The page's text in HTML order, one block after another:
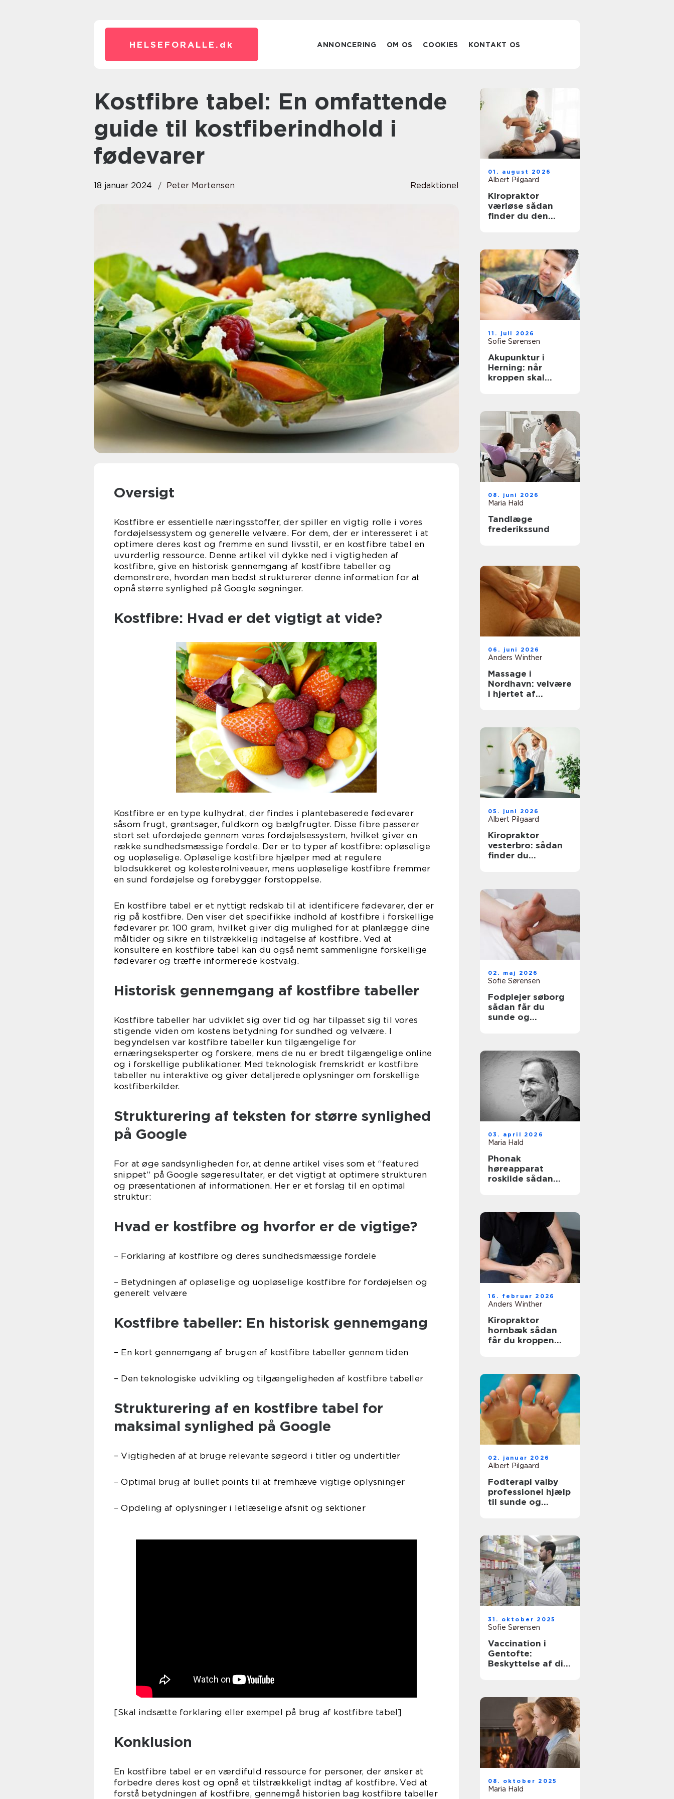
HELSEFORALLE. dk ANNONCERING OM OS COOKIES KONTAKT OS
Kostfibre tabel: En omfattende
guide til kostfiberindhold i
fødevarer
18 januar 2024 Peter Mortensen Redaktionel
Oversigt
Kostfibre er essentielle næringsstoffer, der spiller en vigtig rolle i vores
fordøjelsessystem og generelle velvære. For dem, der er interesseret i at
optimere deres kost og fremme en sund livsstil, er en kostfibre tabel en
uvurderlig ressource. Denne artikel vil dykke ned i vigtigheden af
kostfibre, give en historisk gennemgang af kostfibre tabeller og
demonstrere, hvordan man bedst strukturerer denne information for at
opnå større synlighed på Google søgninger.
Kostfibre: Hvad er det vigtigt at vide?
Kostfibre er en type kulhydrat, der findes i plantebaserede fødevarer
såsom frugt, grøntsager, fuldkorn og bælgfrugter. Disse fibre passerer
stort set ufordøjede gennem vores fordøjelsessystem, hvilket giver en
række sundhedsmæssige fordele. Der er to typer af kostfibre: opløselige
og uopløselige. Opløselige kostfibre hjælper med at regulere
blodsukkeret og kolesterolniveauer, mens uopløselige kostfibre fremmer
en sund fordøjelse og forebygger forstoppelse.
En kostfibre tabel er et nyttigt redskab til at identificere fødevarer, der er
rig på kostfibre. Den viser det specifikke indhold af kostfibre i forskellige
fødevarer pr. 100 gram, hvilket giver dig mulighed for at planlægge dine
måltider og sikre en tilstrækkelig indtagelse af kostfibre. Ved at
konsultere en kostfibre tabel kan du også nemt sammenligne forskellige
fødevarer og træffe informerede kostvalg.
Historisk gennemgang af kostfibre tabeller
Kostfibre tabeller har udviklet sig over tid og har tilpasset sig til vores
stigende viden om kostens betydning for sundhed og velvære. I
begyndelsen var kostfibre tabeller kun tilgængelige for
ernæringseksperter og forskere, mens de nu er bredt tilgængelige online
og i forskellige publikationer. Med teknologisk fremskridt er kostfibre
tabeller nu interaktive og giver detaljerede oplysninger om forskellige
kostfiberkilder.
Strukturering af teksten for større synlighed
på Google
For at øge sandsynligheden for, at denne artikel vises som et “featured
snippet” på Google søgeresultater, er det vigtigt at optimere strukturen
og præsentationen af informationen. Her er et forslag til en optimal
struktur:
Hvad er kostfibre og hvorfor er de vigtige?
– Forklaring af kostfibre og deres sundhedsmæssige fordele
– Betydningen af opløselige og uopløselige kostfibre for fordøjelsen og
generelt velvære
Kostfibre tabeller: En historisk gennemgang
– En kort gennemgang af brugen af kostfibre tabeller gennem tiden
– Den teknologiske udvikling og tilgængeligheden af kostfibre tabeller
Strukturering af en kostfibre tabel for
maksimal synlighed på Google
– Vigtigheden af at bruge relevante søgeord i titler og undertitler
– Optimal brug af bullet points til at fremhæve vigtige oplysninger
– Opdeling af oplysninger i letlæselige afsnit og sektioner
[Skal indsætte forklaring eller exempel på brug af kostfibre tabel]
Konklusion
En kostfibre tabel er en værdifuld ressource for personer, der ønsker at
forbedre deres kost og opnå et tilstrækkeligt indtag af kostfibre. Ved at
forstå betydningen af kostfibre, gennemgå historien bag kostfibre tabeller
01. august 2026
Albert Pilgaard
Kiropraktor
værløse sådan
finder du den
11. juli 2026
Sofie Sørensen
Akupunktur i
Herning: når
kroppen skal
08. juni 2026
Maria Hald
Tandlæge
frederikssund
06. juni 2026
Anders Winther
Massage i
Nordhavn: velvære
i hjertet af
05. juni 2026
Albert Pilgaard
Kiropraktor
vesterbro: sådan
finder du
02. maj 2026
Sofie Sørensen
Fodplejer søborg
sådan får du
sunde og
03. april 2026
Maria Hald
Phonak
høreapparat
roskilde sådan
16. februar 2026
Anders Winther
Kiropraktor
hornbæk sådan
får du kroppen
02. januar 2026
Albert Pilgaard
Fodterapi valby
professionel hjælp
til sunde og
31. oktober 2025
Sofie Sørensen
Vaccination i
Gentofte:
Beskyttelse af dit
08. oktober 2025
Maria Hald